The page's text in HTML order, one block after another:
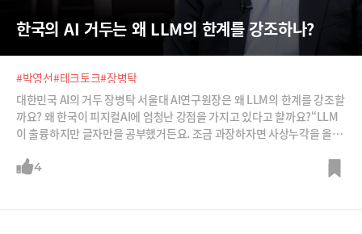
한국의 AI 거두는 왜 LLM의 한계를 강조하나?
#박영선#테크토크#장병탁
대한민국 AI의 거두 장병탁 서울대 AI연구원장은 왜 LLM의 한계를 강조할
까요? 왜 한국이 피지컬AI에 엄청난 강점을 가지고 있다고 할까요?“LLM
이 출륭하지만 글자만을 공부했거든요. 조금 과장하자면 사상누각을 올리
서 세상을 이해해야 하는데 그걸 못한거죠.”“피지컬AI, 휴머노이드는 어마
4